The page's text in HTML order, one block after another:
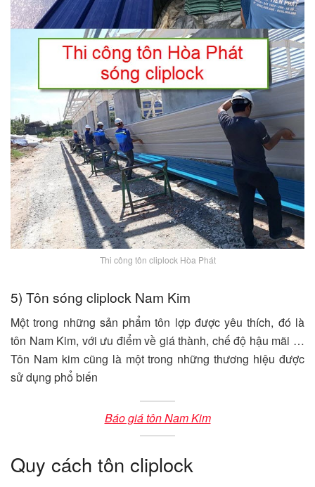
Thi công tôn cliplock Hòa Phát
5) Tôn sóng cliplock Nam Kim
Một trong những sản phẩm tôn lợp được yêu thích, đó là
tôn Nam Kim, với ưu điểm về giá thành, chế độ hậu mãi …
Tôn Nam kim cũng là một trong những thương hiệu được
sử dụng phổ biến
Báo giá tôn Nam Kim
Quy cách tôn cliplock